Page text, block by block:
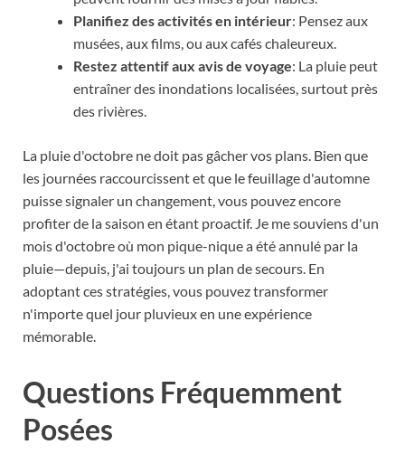
Planifiez des activités en intérieur: Pensez aux
musées, aux films, ou aux cafés chaleureux.
Restez attentif aux avis de voyage: La pluie peut
entraîner des inondations localisées, surtout près
des rivières.
La pluie d'octobre ne doit pas gâcher vos plans. Bien que
les journées raccourcissent et que le feuillage d'automne
puisse signaler un changement, vous pouvez encore
profiter de la saison en étant proactif. Je me souviens d'un
mois d'octobre où mon pique-nique a été annulé par la
pluie—depuis, j'ai toujours un plan de secours. En
adoptant ces stratégies, vous pouvez transformer
n'importe quel jour pluvieux en une expérience
mémorable.
Questions Fréquemment
Posées